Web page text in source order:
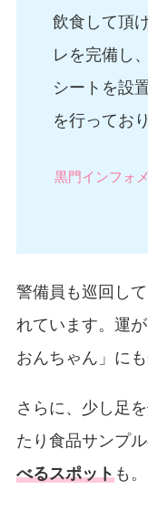
飲食して頂
レを完備し
シートを設
を行ってお
黒門インフォ
警備員も巡回し
れています。運
おんちゃん」に
さらに、少し足
たり食品サンプル
べるスポットも。